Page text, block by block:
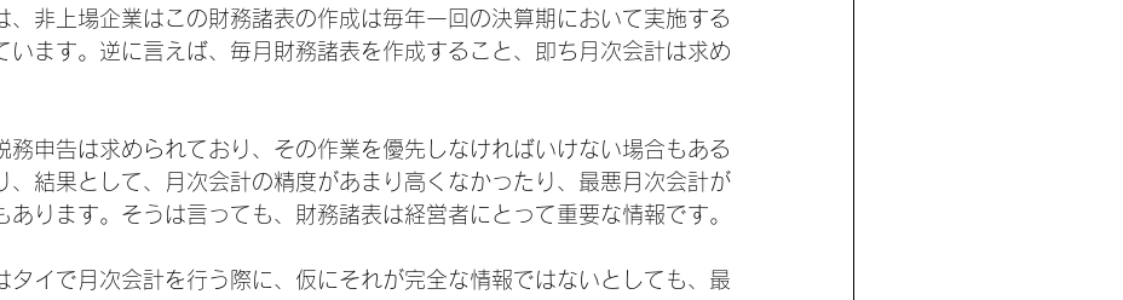
非上場企業はこの財務諸表の作成は毎年一回の決算期において実施する
います。逆に言えば、毎月財務諸表を作成すること、即ち月次会計は求め
申告は求められており、その作業を優先しなければいけない場合もある
、結果として、月次会計の精度があまり高くなかったり、最悪月次会計が
あります。そうは言っても、財務諸表は経営者にとって重要な情報です。
イで月次会計を行う際に、仮にそれが完全な情報ではないとしても、最